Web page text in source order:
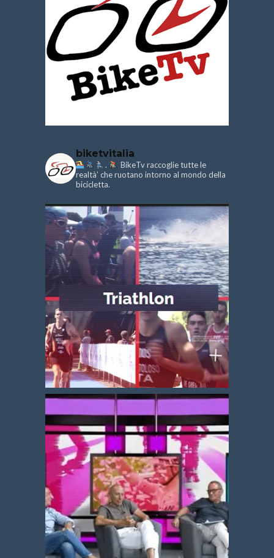
biketvitalia
.
BikeTv raccoglie tutte le
realtà’ che ruotano intorno al mondo della
bicicletta.